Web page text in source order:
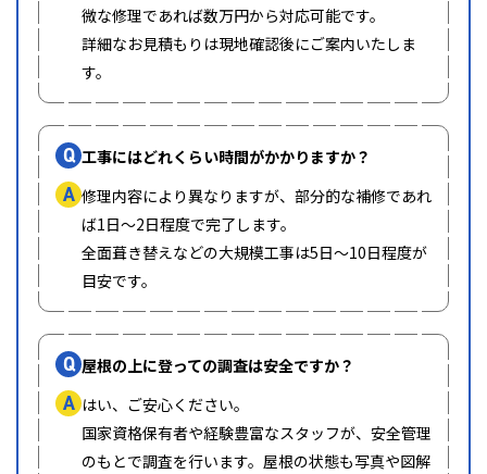
微な修理であれば数万円から対応可能です。
詳細なお見積もりは現地確認後にご案内いたしま
す。
Q 工事にはどれくらい時間がかかりますか？
A 修理内容により異なりますが、部分的な補修であれ
ば1日〜2日程度で完了します。
全面葺き替えなどの大規模工事は5日〜10日程度が
目安です。
Q 屋根の上に登っての調査は安全ですか？
A はい、ご安心ください。
国家資格保有者や経験豊富なスタッフが、安全管理
のもとで調査を行います。屋根の状態も写真や図解